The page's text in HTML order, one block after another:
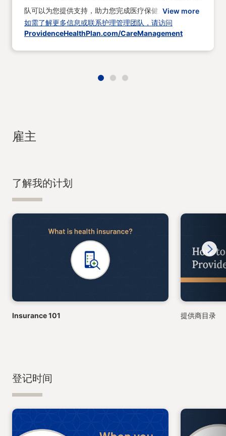
如需了解更多信息或联系护理管理团队，请访问
ProvidenceHealthPlan.com/CareManagement
队可以为您提供支持，助力您完成医疗保健系统操作等内
容。
View more
雇主
了解我的计划
Insurance 101 提供商目录
Next
登记时间